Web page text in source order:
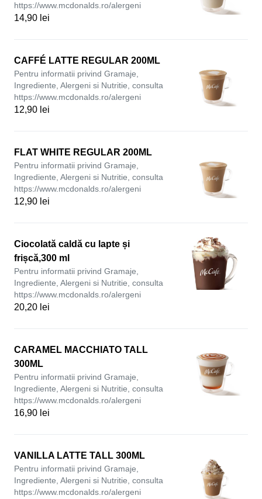
https://www.mcdonalds.ro/alergeni
14,90 lei
CAFFÉ LATTE REGULAR 200ML
Pentru informatii privind Gramaje,
Ingrediente, Alergeni si Nutritie, consulta
https://www.mcdonalds.ro/alergeni
12,90 lei
FLAT WHITE REGULAR 200ML
Pentru informatii privind Gramaje,
Ingrediente, Alergeni si Nutritie, consulta
https://www.mcdonalds.ro/alergeni
12,90 lei
Ciocolată caldă cu lapte și
frișcă,300 ml
Pentru informatii privind Gramaje,
Ingrediente, Alergeni si Nutritie, consulta
https://www.mcdonalds.ro/alergeni
20,20 lei
CARAMEL MACCHIATO TALL
300ML
Pentru informatii privind Gramaje,
Ingrediente, Alergeni si Nutritie, consulta
https://www.mcdonalds.ro/alergeni
16,90 lei
VANILLA LATTE TALL 300ML
Pentru informatii privind Gramaje,
Ingrediente, Alergeni si Nutritie, consulta
https://www.mcdonalds.ro/alergeni